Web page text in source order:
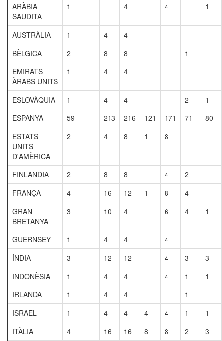
ARÀBIA
SAUDITA
1 4 4 1
AUSTRÀLIA 1 4
4
BÈLGICA
2 8 8
1
EMIRATS
ÀRABS UNITS
1 4 4
ESLOVÀQUIA 1 4 4 2
1
ESPANYA
59 213 216 121 171 71
80
ESTATS
UNITS
D'AMÈRICA
2 4 8 1 8
FINLÀNDIA 2 8 8 4
2
FRANÇA
4 16 12 1 8
4
GRAN
BRETANYA
3 10 4 6 4 1
GUERNSEY 1 4 4
4
ÍNDIA
3 12 12 4 3
3
INDONÈSIA
1 4 4 4 1
1
IRLANDA
1 4 4
1
ISRAEL
1 4 4 4 4 1
1
ITÀLIA
4 16 16 8 8 2
3